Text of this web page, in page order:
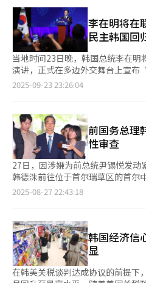
滑，而当前生活状况（96）与家庭
持不变。韩国央行经济心理调查组
业表现疲软以及美方关税谈判尚未
确定性，从而拖累整体消费者信心指数表现。 同时
指数为112，环比微升1个百分点
控”政策出台后，该指数于7月大
个百分点，并已连续两个月保持上
房价会上涨的消费者比例将进一步
平，相关政策调控的实际效果仍需进一步观察。
一年消费者物价上涨预期的通胀预
分点；利率展望指数为93，环比下
文首字母的缩写。他强调，应开展
核心的全面对话，终结韩半岛敌对与对抗时代
分步骤地深化韩朝交流合作，推动
实现与美国以及国际社会的关系正
无核化确实是一项艰巨的任务，难
出“三阶段无核化进程”，即“冻
社会为实现无核化凝聚智慧。 李在明提出，为切实落实这样的和
平构想，推动韩朝恢复互信、相互
切敌对行为。韩方本着该三大原则
的恶性循环。 李在明还表示，我在此宣布新的大韩民国重返国际
社会。就“12·3紧急戒严”事态，
事态成功实现“光之革命”，向往
动的政变打压，体现联合国精神，
蕴。
李在明将在
民主韩国回
当地时间23日晚，韩国总统李在
演讲，正式在多边外交舞台上宣布“
在明计划在演讲中宣布，韩国已
作，向朝鲜发出对话和平信号。 李在明将同联合国秘书长安东尼
奥·古特雷斯举行会晤，还将同法
克、波兰等国领导人举行双边会谈
在计划中，但也不排除以简短非正
性。 24日，李在明将主持安理会公开辩论会，这是韩国总统首次
主持这一会议。次日他将与华尔街
资招商活动，随后启程回国。 李在明抵达纽约当天，与世界经济
论坛主席、全球最大资产管理公司
绍，双方就开展多领域合作，推动
都”达成共识。拉里·芬克表示愿
成为亚洲的AI首都。李在明对此表
取得实质性成果，同时邀请拉里·芬克访问韩
契机，韩国科学技术信息通信部和
合作的谅解备忘录（MOU）。双方
2025-09-23 23:26:04
前国务总理
性审查
27日，因涉嫌为前总统尹锡悦发动
韩德洙前往位于首尔瑞草区的首尔
审查。
2025-08-27 22:43:18
韩国经济信
显
在韩美关税谈判达成协议的前提下